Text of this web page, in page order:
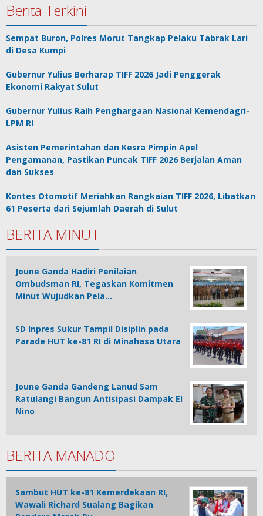
Berita Terkini
Sempat Buron, Polres Morut Tangkap Pelaku Tabrak Lari
di Desa Kumpi
Gubernur Yulius Berharap TIFF 2026 Jadi Penggerak
Ekonomi Rakyat Sulut
Gubernur Yulius Raih Penghargaan Nasional Kemendagri-
LPM RI
Asisten Pemerintahan dan Kesra Pimpin Apel
Pengamanan, Pastikan Puncak TIFF 2026 Berjalan Aman
dan Sukses
Kontes Otomotif Meriahkan Rangkaian TIFF 2026, Libatkan
61 Peserta dari Sejumlah Daerah di Sulut
BERITA MINUT
Joune Ganda Hadiri Penilaian
Ombudsman RI, Tegaskan Komitmen
Minut Wujudkan Pela…
SD Inpres Sukur Tampil Disiplin pada
Parade HUT ke-81 RI di Minahasa Utara
Joune Ganda Gandeng Lanud Sam
Ratulangi Bangun Antisipasi Dampak El
Nino
BERITA MANADO
Sambut HUT ke-81 Kemerdekaan RI,
Wawali Richard Sualang Bagikan